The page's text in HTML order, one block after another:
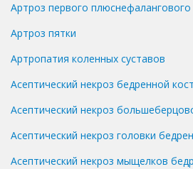
Артроз первого плюснефалангового
Артроз пятки
Артропатия коленных суставов
Асептический некроз бедренной
Асептический некроз
Асептический некроз головки
Асептический некроз мыщелков